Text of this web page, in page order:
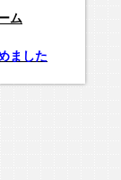
ム
ました